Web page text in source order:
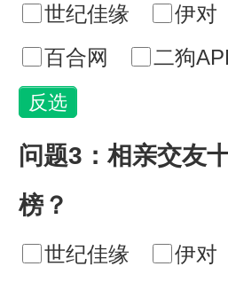
世纪佳缘 伊对
百合网
二狗
问题3：相亲交友
榜？
世纪佳缘 伊对